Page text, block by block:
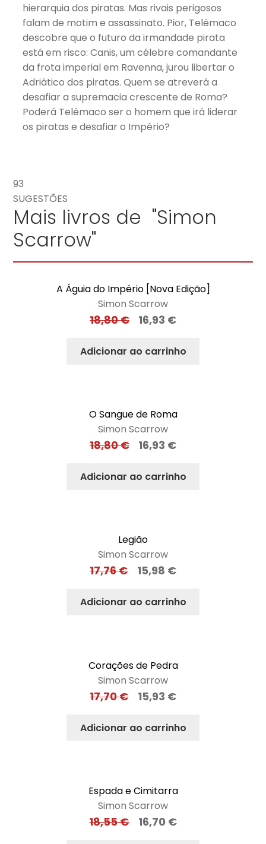
hierarquia dos piratas. Mas rivais perigosos
falam de motim e assassinato. Pior, Telémaco
descobre que o futuro da irmandade pirata
está em risco: Canis, um célebre comandante
da frota imperial em Ravenna, jurou libertar o
Adriático dos piratas. Quem se atreverá a
desafiar a supremacia crescente de Roma?
Poderá Telémaco ser o homem que irá liderar
os piratas e desafiar o Império?
93
SUGESTÕES
Mais livros de "Simon
Scarrow"
A Águia do Império [Nova Edição]
Simon Scarrow
18,80€ 16,93 €
Adicionar ao carrinho
O Sangue de Roma
Simon Scarrow
18,80€ 16,93 €
Adicionar ao carrinho
Legião
Simon Scarrow
17,76€ 15,98 €
Adicionar ao carrinho
Corações de Pedra
Simon Scarrow
17,70€ 15,93 €
Adicionar ao carrinho
Espada e Cimitarra
Simon Scarrow
18,55€ 16,70 €